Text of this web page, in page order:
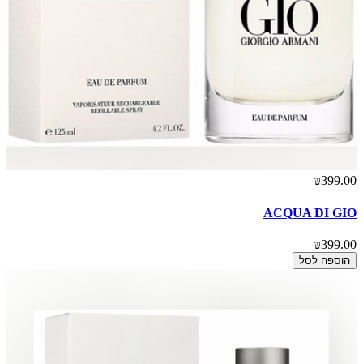
₪399.00
ACQUA DI GIO
₪399.00
הוספה לסל